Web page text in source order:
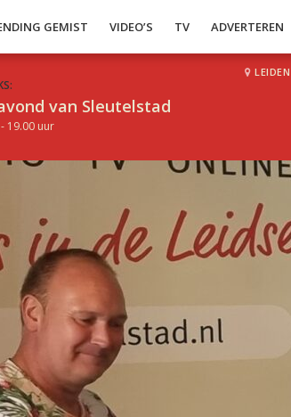
GEMIST VIDEO’S TV ADVERTEREN
van Sleutelstad
19.00 uur
LEIDEN